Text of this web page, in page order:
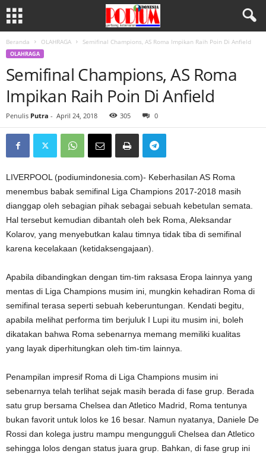
Beranda OLAHRAGA Semifinal Champions, AS Roma Impikan Raih Poin Di Anfield
OLAHRAGA
Semifinal Champions, AS Roma
Impikan Raih Poin Di Anfield
Penulis Putra - April 24, 2018 305 0
LIVERPOOL (podiumindonesia.com)- Keberhasilan AS Roma
menembus babak semifinal Liga Champions 2017-2018 masih
dianggap oleh sebagian pihak sebagai sebuah kebetulan semata.
Hal tersebut kemudian dibantah oleh bek Roma, Aleksandar
Kolarov, yang menyebutkan kalau timnya tidak tiba di semifinal
karena kecelakaan (ketidaksengajaan).
Apabila dibandingkan dengan tim-tim raksasa Eropa lainnya yang
mentas di Liga Champions musim ini, mungkin kehadiran Roma di
semifinal terasa seperti sebuah keberuntungan. Kendati begitu,
apabila melihat performa tim berjuluk I Lupi itu musim ini, boleh
dikatakan bahwa Roma sebenarnya memang memiliki kualitas
yang layak diperhitungkan oleh tim-tim lainnya.
Penampilan impresif Roma di Liga Champions musim ini
sebenarnya telah terlihat sejak masih berada di fase grup. Berada
satu grup bersama Chelsea dan Atletico Madrid, Roma tentunya
bukan favorit untuk lolos ke 16 besar. Namun nyatanya, Daniele De
Rossi dan kolega justru mampu mengungguli Chelsea dan Atletico
sehingga lolos dengan status juara grup. Bahkan, di fase grup ini